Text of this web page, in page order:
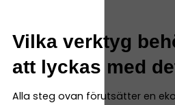
Vilka verktyg
att lyckas med
Alla steg ovan förutsätter en